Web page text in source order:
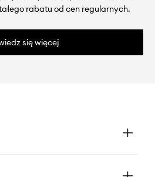
rabatu od cen regularnych.
się więcej